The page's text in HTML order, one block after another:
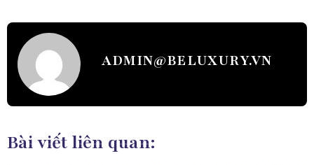
ADMIN@BELUXURY.VN
Bài viết liên quan: